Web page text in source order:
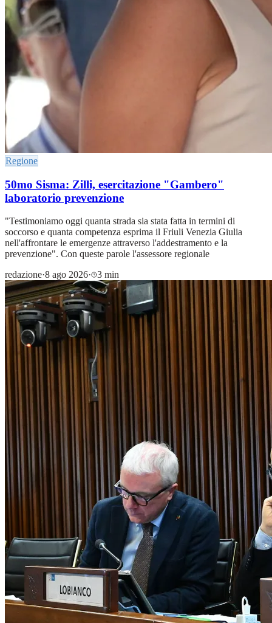
Regione
50mo Sisma: Zilli, esercitazione "Gambero"
laboratorio prevenzione
"Testimoniamo oggi quanta strada sia stata fatta in termini di
soccorso e quanta competenza esprima il Friuli Venezia Giulia
nell'affrontare le emergenze attraverso l'addestramento e la
prevenzione". Con queste parole l'assessore regionale
redazione·8 ago 2026· 3 min